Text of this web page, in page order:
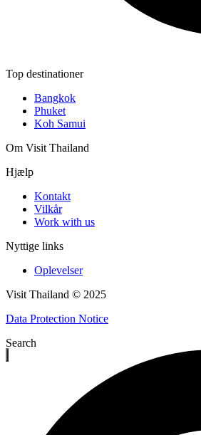
Top destinationer
Bangkok
Phuket
Koh Samui
Om Visit Thailand
Hjælp
Kontakt
Vilkår
Work with us
Nyttige links
Oplevelser
Visit Thailand © 2025
Data Protection Notice
Search